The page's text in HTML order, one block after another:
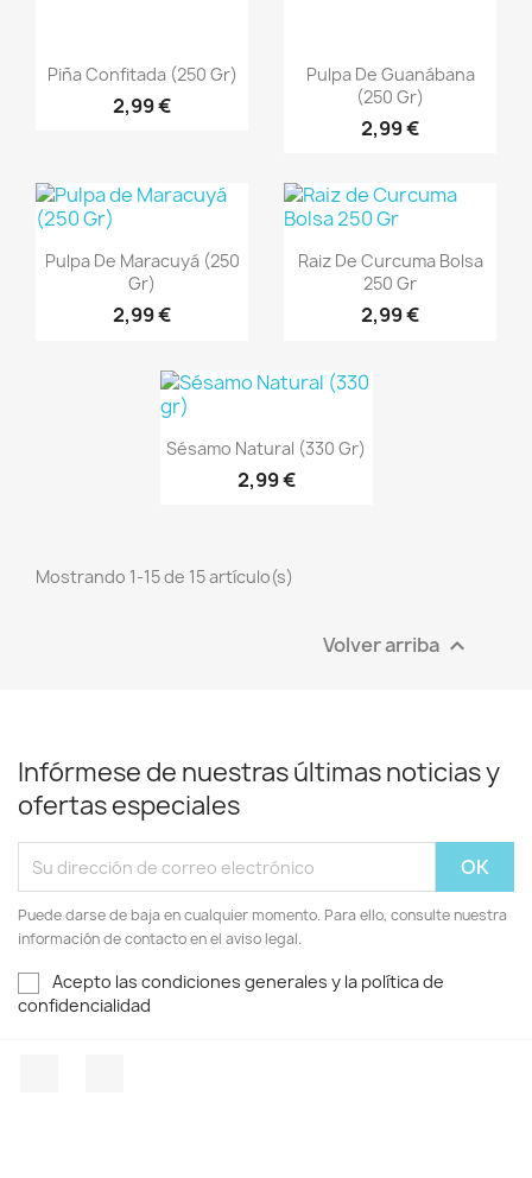
Vista rápida
Piña Confitada (250 Gr)
2,99 €
Vista rápida
Pulpa De Guanábana
(250 Gr)
2,99 €
Vista rápida
Pulpa De Maracuyá (250
Gr)
2,99 €
Vista rápida
Raiz De Curcuma Bolsa
250 Gr
2,99 €
Vista rápida
Sésamo Natural (330 Gr)
2,99 €
Mostrando 1-15 de 15 artículo(s)
Volver arriba 
Infórmese de nuestras últimas noticias y
ofertas especiales
Puede darse de baja en cualquier momento. Para ello, consulte nuestra
información de contacto en el aviso legal.
Acepto las condiciones generales y la política de
confidencialidad